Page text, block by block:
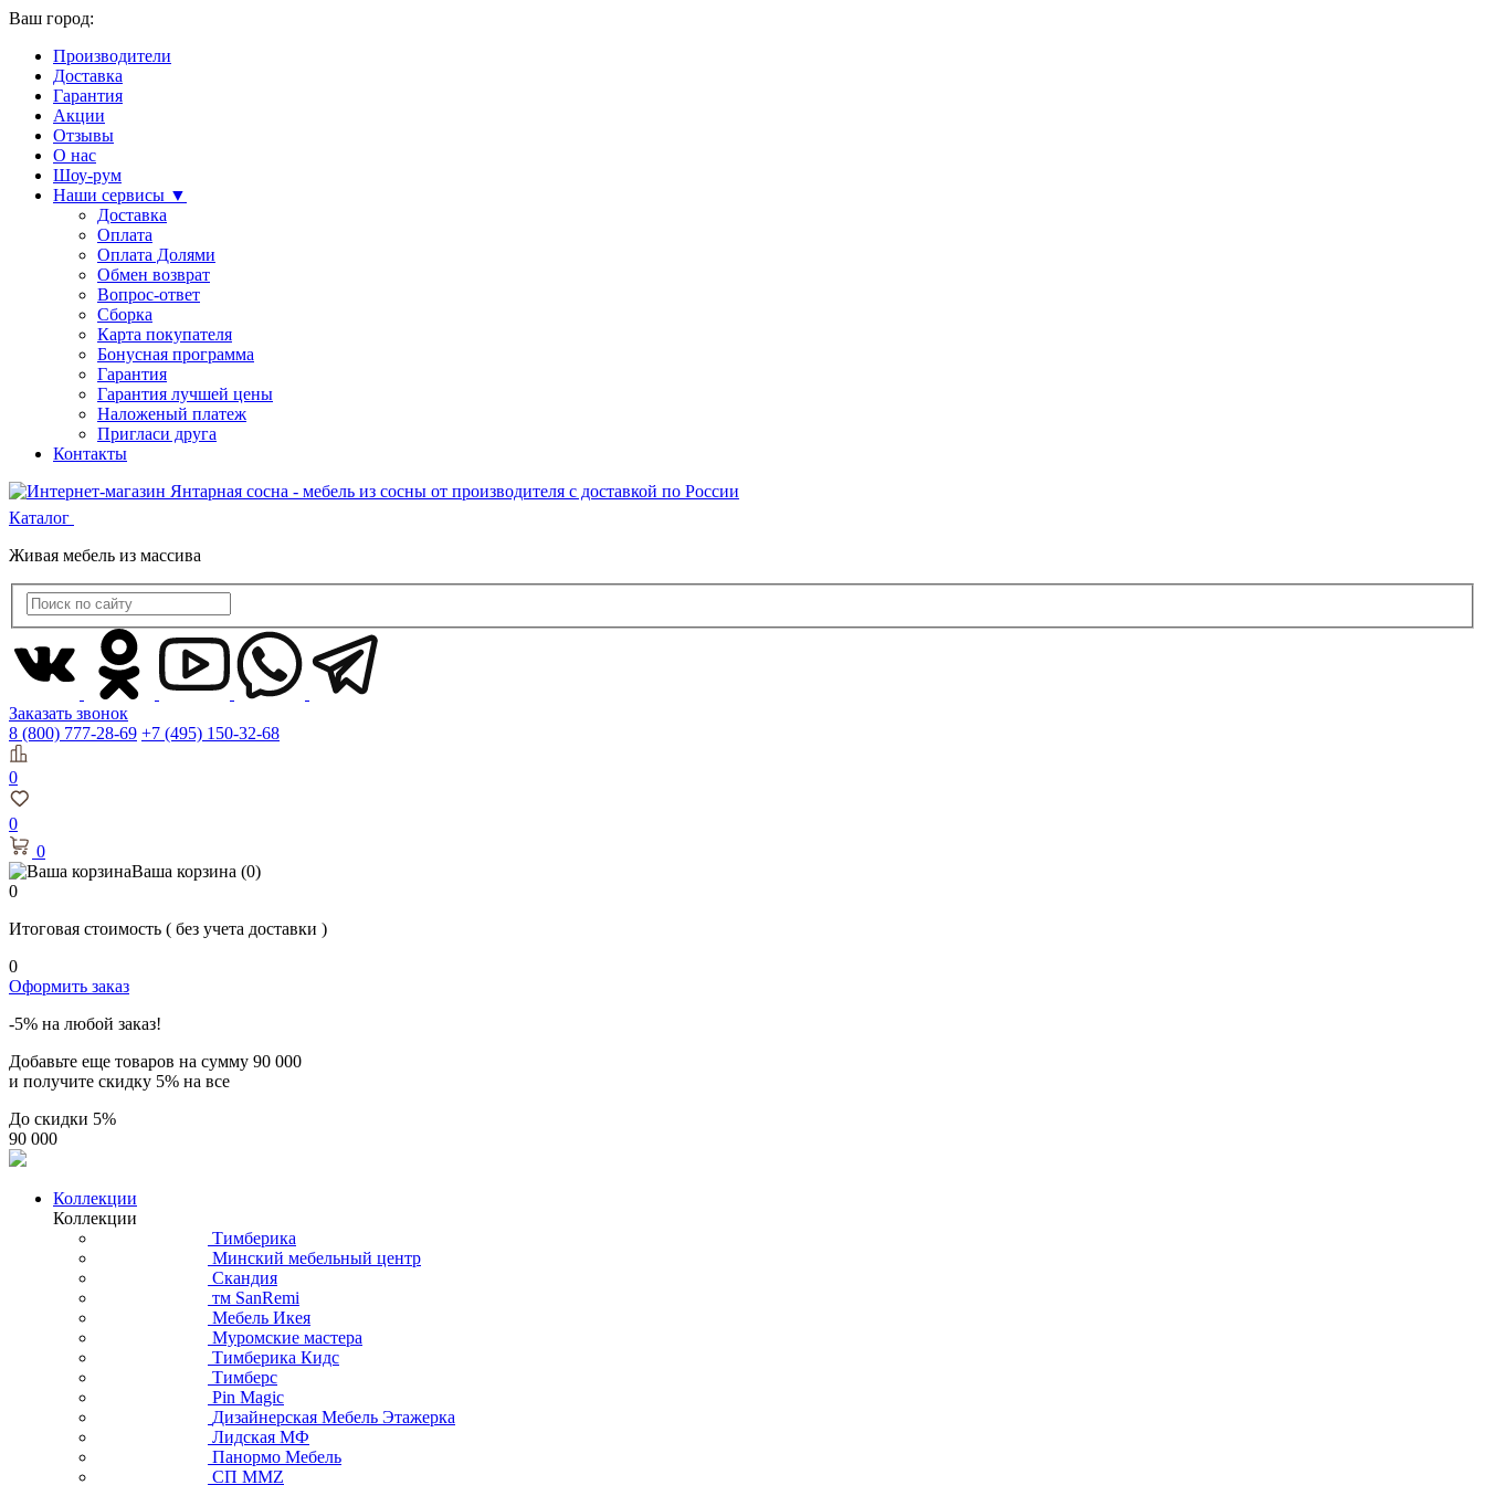
Ваш город:
Производители
Доставка
Гарантия
Акции
Отзывы
О нас
Шоу-рум
Наши сервисы ▼
Доставка
Оплата
Оплата Долями
Обмен возврат
Вопрос-ответ
Сборка
Карта покупателя
Бонусная программа
Гарантия
Гарантия лучшей цены
Наложеный платеж
Пригласи друга
Контакты
Каталог
Живая мебель из массива
Заказать звонок
8 (800) 777-28-69 +7 (495) 150-32-68
0
0
0
Ваша корзина (0)
0
Итоговая стоимость ( без учета доставки )
0
Оформить заказ
-5% на любой заказ!
Добавьте еще товаров на сумму 90 000
и получите скидку 5% на все
До скидки 5%
90 000
Коллекции
Коллекции
Тимберика
Минский мебельный центр
Скандия
тм SanRemi
Мебель Икея
Муромские мастера
Тимберика Кидс
Тимберс
Pin Magic
Дизайнерская Мебель Этажерка
Лидская МФ
Панормо Мебель
СП ММZ